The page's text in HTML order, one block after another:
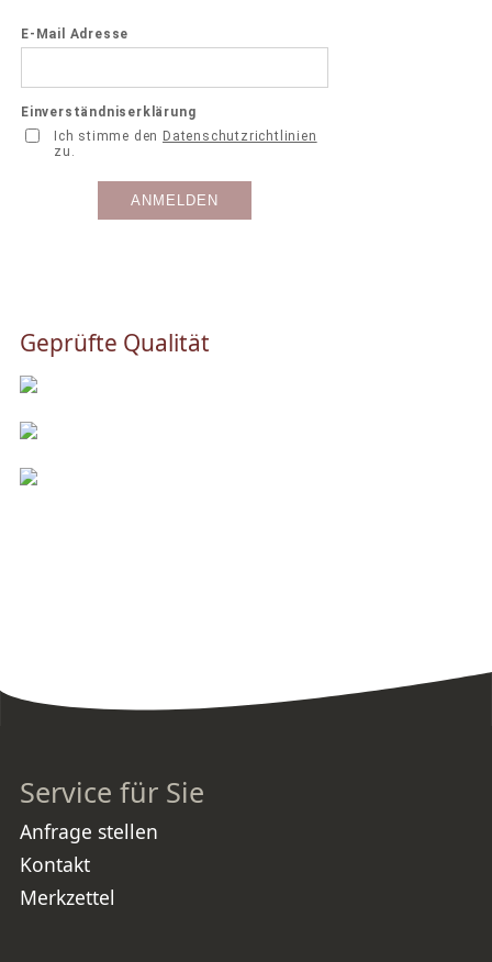
Geprüfte Qualität
Service für Sie
Anfrage stellen
Kontakt
Merkzettel